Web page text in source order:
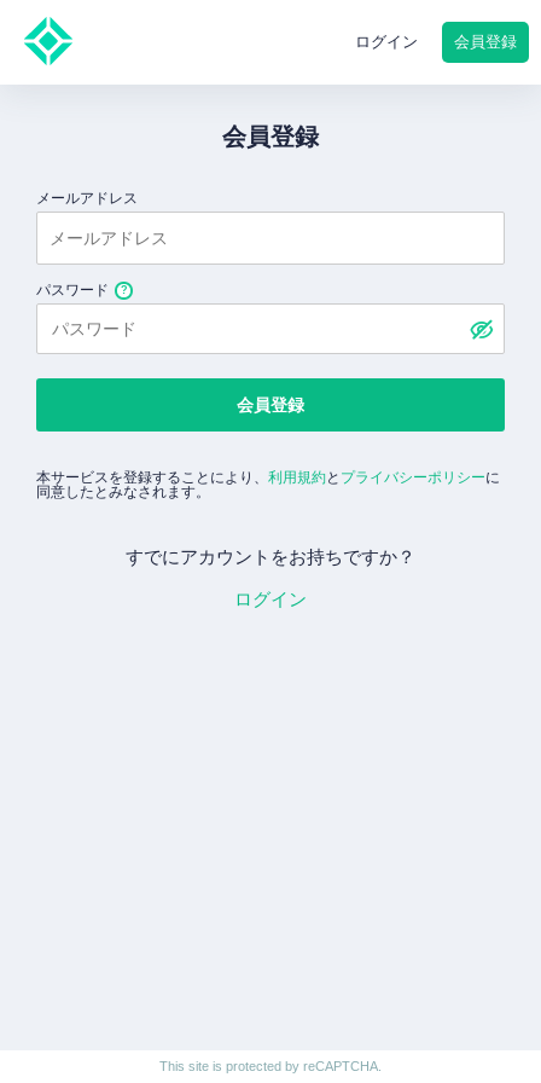
ログイン 会員登録
会員登録
メールアドレス
パスワード
会員登録
本サービスを登録することにより、 利用規約と プライバシーポリシーに
同意したとみなされます。
すでにアカウントをお持ちですか？
ログイン
This site is protected by reCAPTCHA.